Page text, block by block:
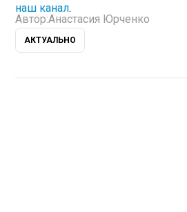
наш канал.
Автор:Анастасия Юрченко
АКТУАЛЬНО